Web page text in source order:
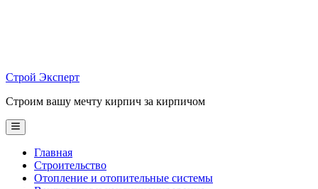
Строй Эксперт
Строим вашу мечту кирпич за кирпичом
Main
Menu
Главная
Строительство
Отопление и отопительные системы